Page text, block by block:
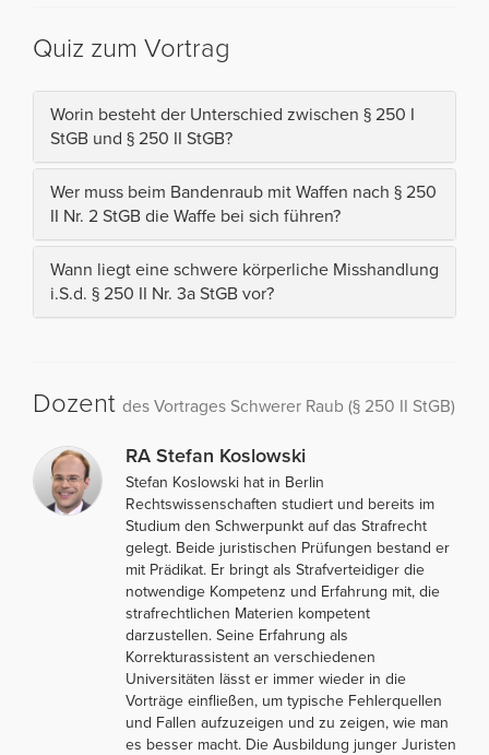
Quiz zum Vortrag
Worin besteht der Unterschied zwischen § 250 I
StGB und § 250 II StGB?
Wer muss beim Bandenraub mit Waffen nach § 250
II Nr. 2 StGB die Waffe bei sich führen?
Wann liegt eine schwere körperliche Misshandlung
i.S.d. § 250 II Nr. 3a StGB vor?
Dozent des Vortrages Schwerer Raub (§ 250 II StGB)
RA Stefan Koslowski
Stefan Koslowski hat in Berlin
Rechtswissenschaften studiert und bereits im
Studium den Schwerpunkt auf das Strafrecht
gelegt. Beide juristischen Prüfungen bestand er
mit Prädikat. Er bringt als Strafverteidiger die
notwendige Kompetenz und Erfahrung mit, die
strafrechtlichen Materien kompetent
darzustellen. Seine Erfahrung als
Korrekturassistent an verschiedenen
Universitäten lässt er immer wieder in die
Vorträge einfließen, um typische Fehlerquellen
und Fallen aufzuzeigen und zu zeigen, wie man
es besser macht. Die Ausbildung junger Juristen